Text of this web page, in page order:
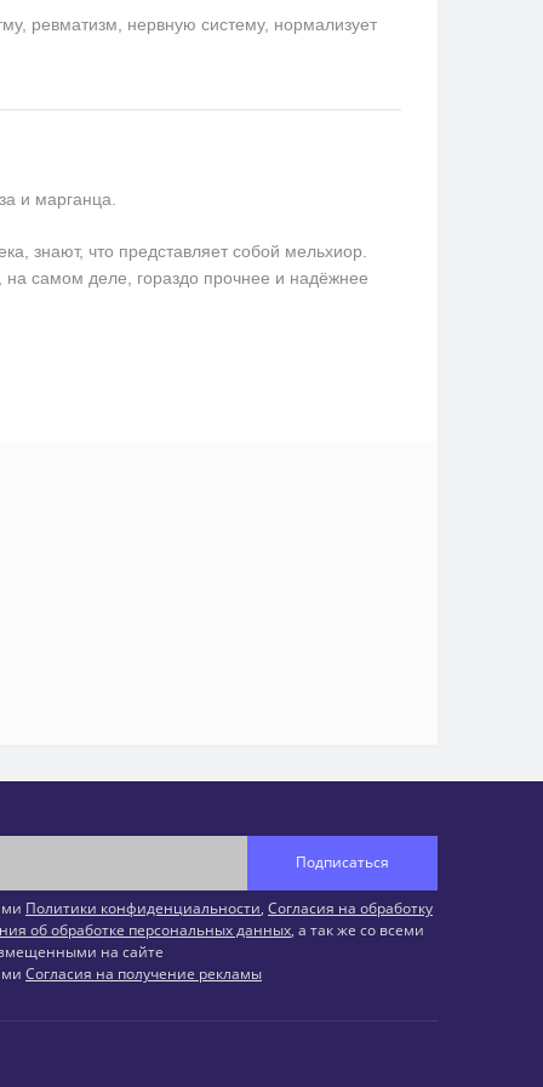
ревматизм, нервную систему, нормализует
и марганца.
знают, что представляет собой мельхиор.
самом деле, гораздо прочнее и надёжнее
Подписаться
Политики конфиденциальности, Согласия на обработку
об обработке персональных данных, а так же со всеми
на сайте
Согласия на получение рекламы